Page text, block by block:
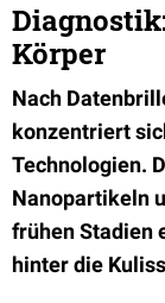
Körper
Nach
konzentriert
Technologien.
Nanopartikeln
frühen Stadien
hinter die